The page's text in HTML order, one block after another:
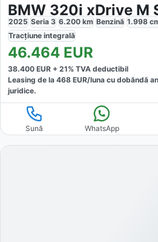
BMW 320i xDrive M
2025 Seria 3 6.200 km Benzină 1.998
Tracțiune integrală
46.464 EUR
38.400 EUR + 21% TVA deductibil
Leasing de la 468 EUR/luna cu dobăndă
juridice.
Sună WhatsApp